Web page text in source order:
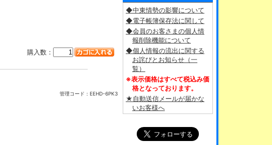
購入数：
管理コード： EEHD-6PK3
◆中東情勢の影響について
◆電子帳簿保存法に関して
◆会員のお客さまの個人情
報削除機能について
◆個人情報の流出に関する
お詫びとお知らせ（一
覧）
※表示価格はすべて税込み価
格となっております。
★自動送信メールが届かな
いお客様へ